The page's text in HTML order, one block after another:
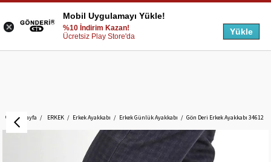
Anasayfa ERKEK Erkek Ayakkabı Erkek Günlük Ayakkabı Gön Deri Erkek Ayakkabı 34612
Mobil Uygulamayı Yükle!
%10 İndirim Kazan!
Ücretsiz Play Store'da
Yükle